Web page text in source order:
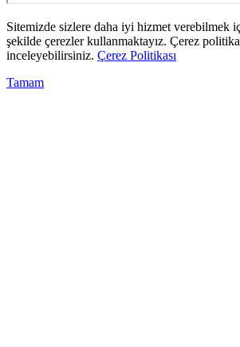
Sitemizde sizlere daha iyi hizmet verebilmek
şekilde çerezler kullanmaktayız. Çerez
inceleyebilirsiniz. Çerez Politikası
Tamam